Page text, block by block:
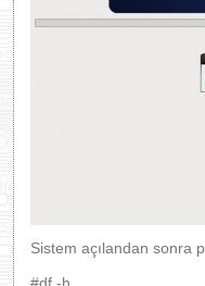
Sistem açılandan sonra